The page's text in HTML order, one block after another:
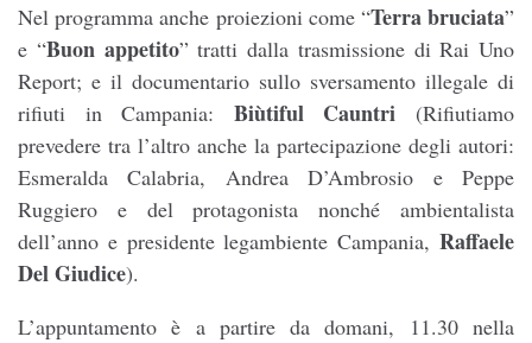
Nel programma anche proiezioni come “Terra bruciata”
e “Buon appetito” tratti dalla trasmissione di Rai Uno
Report; e il documentario sullo sversamento illegale di
rifiuti in Campania: Biùtiful Cauntri (Rifiutiamo
prevedere tra l’altro anche la partecipazione degli autori:
Esmeralda Calabria, Andrea D’Ambrosio e Peppe
Ruggiero e del protagonista nonché ambientalista
dell’anno e presidente legambiente Campania, Raffaele
Del Giudice).
L’appuntamento è a partire da domani, 11.30 nella